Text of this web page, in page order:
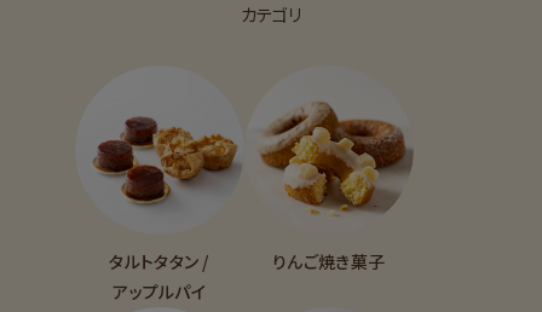
カテゴリ
タルトタタン /
アップルパイ
りんご焼き菓子